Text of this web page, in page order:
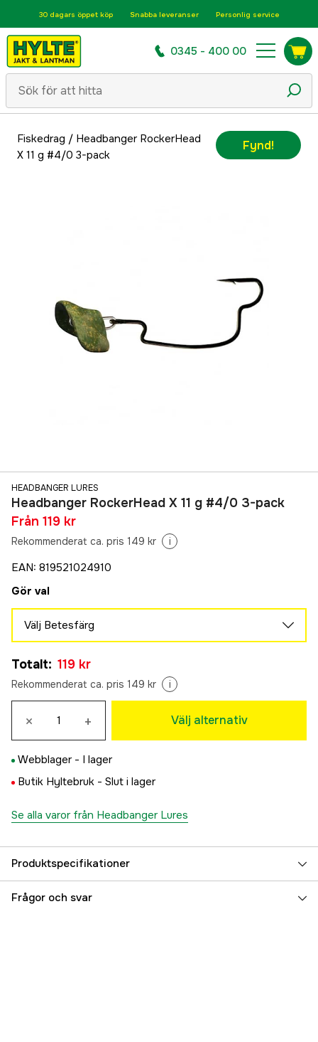
30 dagars öppet köp Snabba leveranser Personlig service
0345 - 400 00
Fiskedrag / Headbanger RockerHead
X 11 g #4/0 3-pack
Fynd!
HEADBANGER LURES
Headbanger RockerHead X 11 g #4/0 3-pack
Från 119 kr
Rekommenderat ca. pris 149 kr i
EAN: 819521024910
Gör val
Välj Betesfärg
119 kr
White
120 kr
Totalt: 119 kr
Rekommenderat ca. pris 149 kr i
× + Välj alternativ
Webblager - I lager
Butik Hyltebruk - Slut i lager
Se alla varor från Headbanger Lures
Produktspecifikationer
Referensnummer 5000037004
Frågor och svar